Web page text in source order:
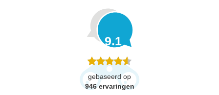
9.1
gebaseerd op
946 ervaringen